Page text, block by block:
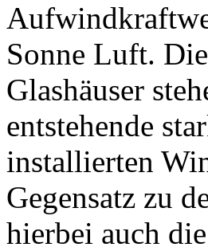
Sonne Luft.
Glashäuser
entstehende
installierten
Gegensatz zu
hierbei auch